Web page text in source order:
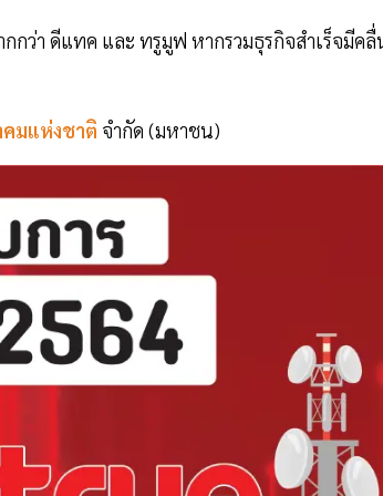
ว่า ดีแทค และ ทรูมูฟ หากรวมธุรกิจสำเร็จมีค
มแห่งชาติ จำกัด (มหาชน)